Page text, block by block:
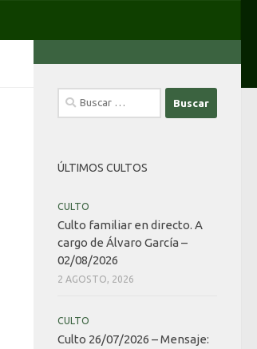
Buscar:
ÚLTIMOS CULTOS
CULTO
Culto familiar en directo. A
cargo de Álvaro García –
02/08/2026
2 AGOSTO, 2026
CULTO
Culto 26/07/2026 – Mensaje: